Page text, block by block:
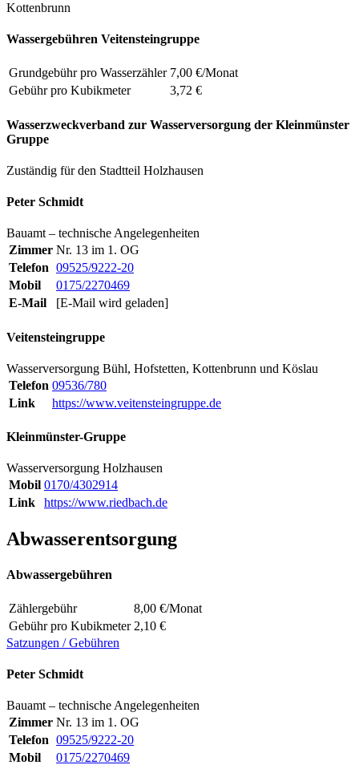
Kottenbrunn
Wassergebühren Veitensteingruppe
Grundgebühr pro Wasserzähler 7,00 €/Monat
Gebühr pro Kubikmeter
3,72 €
Wasserzweckverband zur Wasserversorgung der Kleinmünster
Gruppe
Zuständig für den Stadtteil Holzhausen
Peter Schmidt
Bauamt – technische Angelegenheiten
Zimmer Nr. 13 im 1. OG
Telefon 09525/9222-20
Mobil
0175/2270469
E-Mail
[E-Mail wird geladen]
Veitensteingruppe
Wasserversorgung Bühl, Hofstetten, Kottenbrunn und Köslau
Telefon 09536/780
Link
https://www.veitensteingruppe.de
Kleinmünster-Gruppe
Wasserversorgung Holzhausen
Mobil 0170/4302914
Link
https://www.riedbach.de
Abwasserentsorgung
Abwassergebühren
Zählergebühr
8,00 €/Monat
Gebühr pro Kubikmeter 2,10 €
Satzungen / Gebühren
Peter Schmidt
Bauamt – technische Angelegenheiten
Zimmer Nr. 13 im 1. OG
Telefon 09525/9222-20
Mobil
0175/2270469